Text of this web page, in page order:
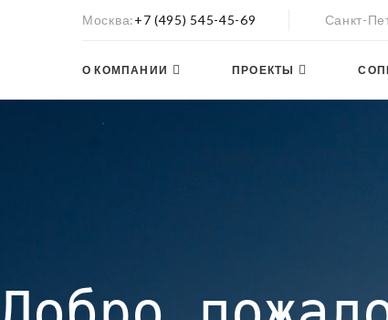
Москва +7 (495) 545-45-69 Санкт-
О КОМПАНИИ ПРОЕКТЫ